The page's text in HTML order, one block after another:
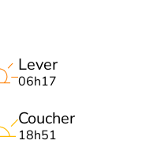
Lever
06h17
Coucher
18h51